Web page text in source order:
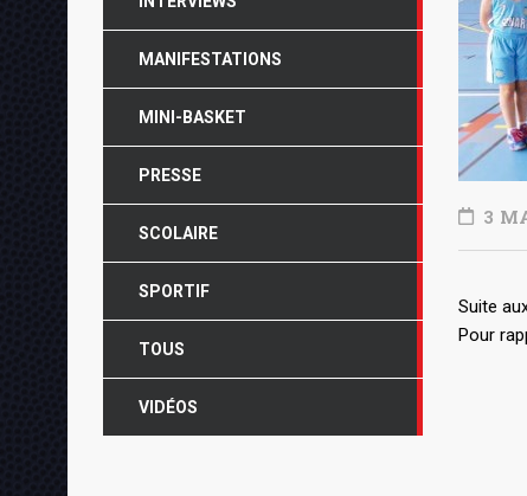
3
Suite
Pour
MANIFESTATIONS
MINI-BASKET
PRESSE
SCOLAIRE
SPORTIF
TOUS
VIDÉOS